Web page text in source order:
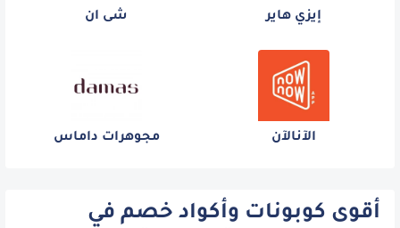
إيزي هاير شى ان
الآنالآن مجوهرات داماس
أقوى كوبونات وأكواد خصم في